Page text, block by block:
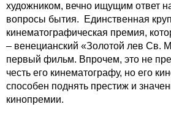
художником, вечно ищущим ответ
вопросы бытия. Единственная
кинематографическая премия,
– венецианский «Золотой лев Св.
первый фильм. Впрочем, это не
честь его кинематографу, но его
способен поднять престиж и
кинопремии.